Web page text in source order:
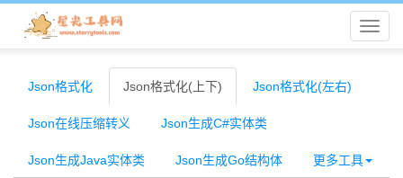
星
Json格式化 Json格式化(上下) Json格式化(左右)
Json在线压缩转义 Json生成C#实体类
Json生成Java实体类 Json生成Go结构体 更多工具